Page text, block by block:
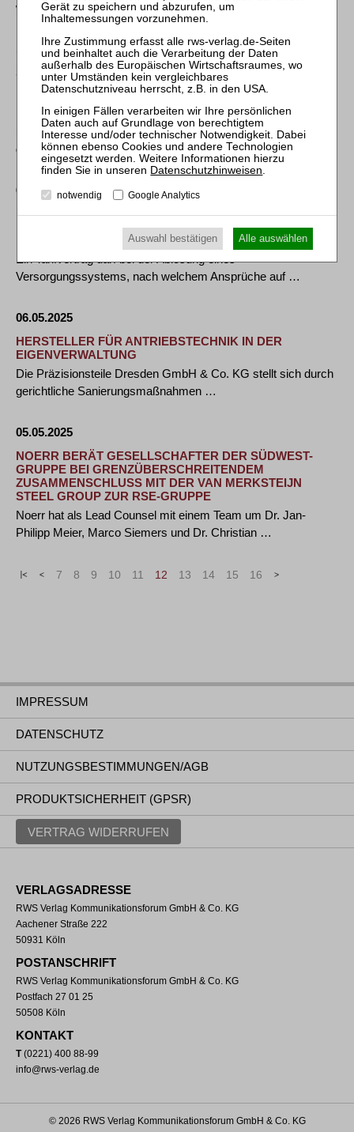
wegen einer Verletzung der Datenschutz …
12.05.2025
SCHNELLE SANIERUNGSLÖSUNG FÜR DIE PROMEDI
PERSONALMANAGEMENT GMBH:
PERSONALDIENSTLEISTER KÜNFTIG FORT
(Köln, 07. Mai 2025) Direkt nach der Eröffnung des
gerichtlichen Sanierungsverfahrens in …
07.05.2025
BAG: Berücksichtigung von Elternzeiten bei der Wartezeit
in der Versorgungsanstalt der Deutschen Post
Ein Tarifvertrag darf bei der Ablösung eines
Versorgungssystems, nach welchem Ansprüche auf …
06.05.2025
HERSTELLER FÜR ANTRIEBSTECHNIK IN DER
EIGENVERWALTUNG
Die Präzisionsteile Dresden GmbH & Co. KG stellt sich durch
gerichtliche Sanierungsmaßnahmen …
05.05.2025
NOERR BERÄT GESELLSCHAFTER DER SÜDWEST-
GRUPPE BEI GRENZÜBERSCHREITENDEM
ZUSAMMENSCHLUSS MIT DER VAN MERKSTEIJN
STEEL GROUP ZUR RSE-GRUPPE
Noerr hat als Lead Counsel mit einem Team um Dr. Jan-
Philipp Meier, Marco Siemers und Dr. Christian …
« < 7 8 9 10 11 12 13 14 15 16 >
IMPRESSUM
DATENSCHUTZ
NUTZUNGSBESTIMMUNGEN/AGB
PRODUKTSICHERHEIT (GPSR)
VERTRAG WIDERRUFEN
VERLAGSADRESSE
RWS Verlag Kommunikationsforum GmbH & Co. KG
Aachener Straße 222
50931 Köln
POSTANSCHRIFT
RWS Verlag Kommunikationsforum GmbH & Co. KG
Postfach 27 01 25
50508 Köln
KONTAKT
T(0221) 400 88-99
info@rws-verlag.de
© 2026 RWS Verlag Kommunikationsforum GmbH & Co. KG
Datenschutzhinweisen.
notwendig Google Analytics
Auswahl bestätigen Alle auswählen